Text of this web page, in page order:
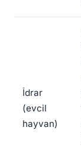
İdrar
(evcil
hayvan)